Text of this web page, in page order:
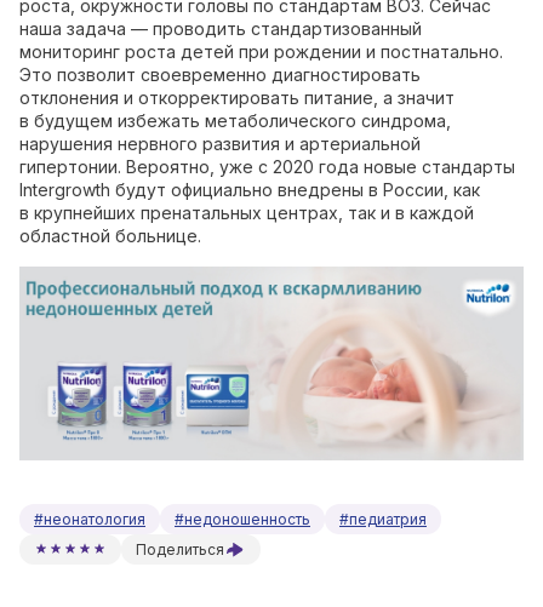
роста, окружности головы по стандартам ВОЗ. Сейчас
наша задача — проводить стандартизованный
мониторинг роста детей при рождении и постнатально.
Это позволит своевременно диагностировать
отклонения и откорректировать питание, а значит
в будущем избежать метаболического синдрома,
нарушения нервного развития и артериальной
гипертонии. Вероятно, уже с 2020 года новые стандарты
Intergrowth будут официально внедрены в России, как
в крупнейших пренатальных центрах, так и в каждой
областной больнице.
#неонатология #недоношенность
#педиатрия
Поделиться